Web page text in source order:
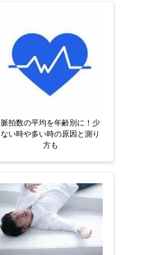
脈拍数の平均を年齢別に！少
ない時や多い時の原因と測り
方も